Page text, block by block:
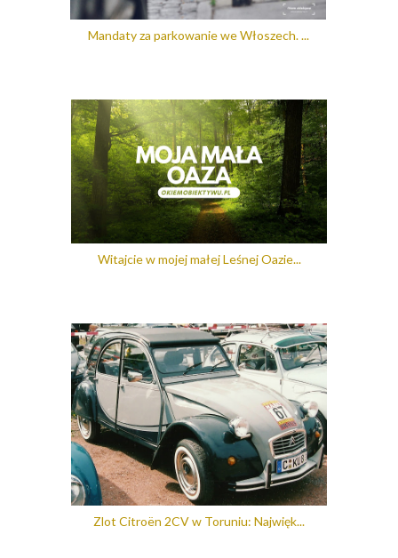
Mandaty za parkowanie we Włoszech. ...
Witajcie w mojej małej Leśnej Oazie...
Zlot Citroën 2CV w Toruniu: Najwięk...